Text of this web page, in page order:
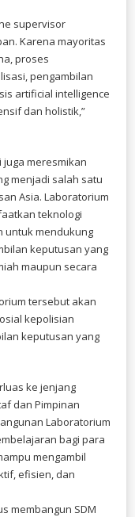
supervisor
Karena mayoritas
proses
pengambilan
artificial intelligence
dan holistik,”
meresmikan
menjadi salah satu
Asia. Laboratorium
teknologi
untuk mendukung
keputusan yang
maupun secara
tersebut akan
kepolisian
keputusan yang
ke jenjang
dan Pimpinan
Laboratorium
bagi para
mengambil
efisien, dan
membangun SDM